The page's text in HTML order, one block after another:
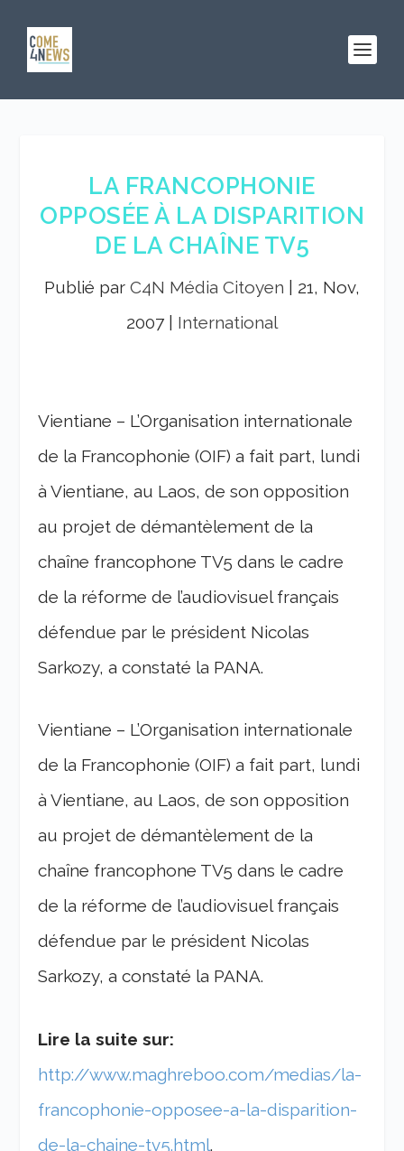
LA FRANCOPHONIE
OPPOSÉE À LA DISPARITION
DE LA CHAÎNE TV5
Publié par C4N Média Citoyen
21, Nov,
2007
International
Vientiane – L’Organisation internationale
de la Francophonie (OIF) a fait part, lundi
à Vientiane, au Laos, de son opposition
au projet de démantèlement de la
chaîne francophone TV5 dans le cadre
de la réforme de l’audiovisuel français
défendue par le président Nicolas
Sarkozy, a constaté la PANA.
Vientiane – L’Organisation internationale
de la Francophonie (OIF) a fait part, lundi
à Vientiane, au Laos, de son opposition
au projet de démantèlement de la
chaîne francophone TV5 dans le cadre
de la réforme de l’audiovisuel français
défendue par le président Nicolas
Sarkozy, a constaté la PANA.
Lire la suite sur:
http://www.maghreboo.com/medias/la-
francophonie-opposee-a-la-disparition-
de-la-chaine-tv5.html.